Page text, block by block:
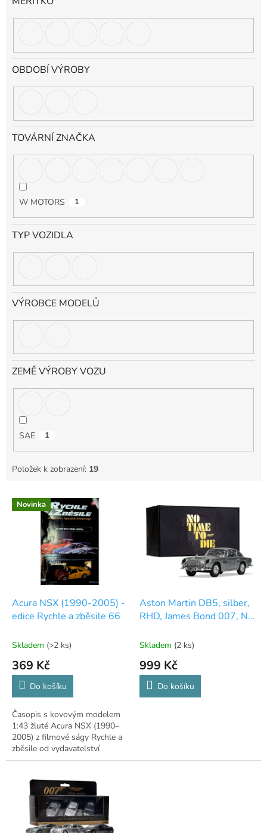
OBDOBÍ VÝROBY
TOVÁRNÍ ZNAČKA
W MOTORS 1
TYP VOZIDLA
VÝROBCE MODELŮ
ZEMĚ VÝROBY VOZU
SAE 1
Položek k zobrazení: 19
V
d
Novinka
Acura NSX (1990-2005) -
edice Rychle a zběsile 66
Skladem (>2 ks)
369 Kč
Do košíku
Časopis s kovovým modelem
1:43 žluté Acura NSX (1990–
2005) z filmové ságy Rychle a
zběsile od vydavatelství
DeAgostini.
Aston Martin DB5, silber,
RHD, James Bond 007, No
Skladem (2 ks)
999 Kč
Do košíku